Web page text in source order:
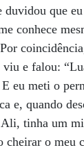
duvidou que
conhece
viu e falou:
eu meti o
e, quando
tinha um
cheirar o meu